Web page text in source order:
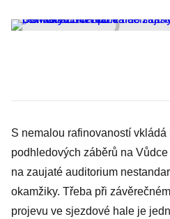
S nemalou rafinovaností
podhledových záběrů na
na zaujaté auditorium
okamžiky. Třeba při
projevu ve sjezdové hale je